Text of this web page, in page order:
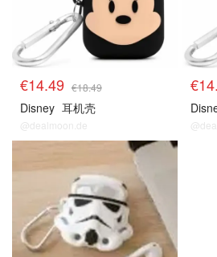
€14.49 €18.49
Disney 耳机壳
@dealmoon.de